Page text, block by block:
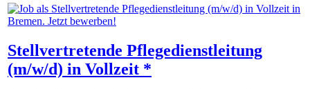
Stellvertretende Pflegedienstleitung
(m/w/d) in Vollzeit *